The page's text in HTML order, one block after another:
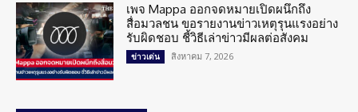
เพจ Mappa ออกจดหมายเปิดผนึกถึง
สื่อมวลชน ขอรายงานข่าวเหตุรุนแรงอย่าง
รับผิดชอบ ชี้วิธีเล่าข่าวมีผลต่อสังคม
ข่าวเด่น สิงหาคม 7, 2026